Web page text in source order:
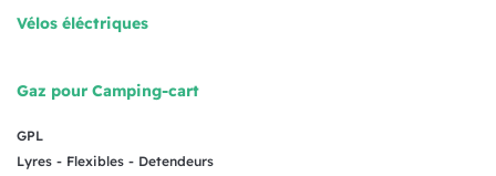
Vélos éléctriques
Gaz pour Camping-cart
GPL
Lyres - Flexibles - Detendeurs